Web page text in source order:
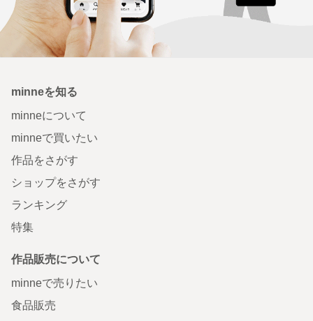
minneを知る
minneについて
minneで買いたい
作品をさがす
ショップをさがす
ランキング
特集
作品販売について
minneで売りたい
食品販売